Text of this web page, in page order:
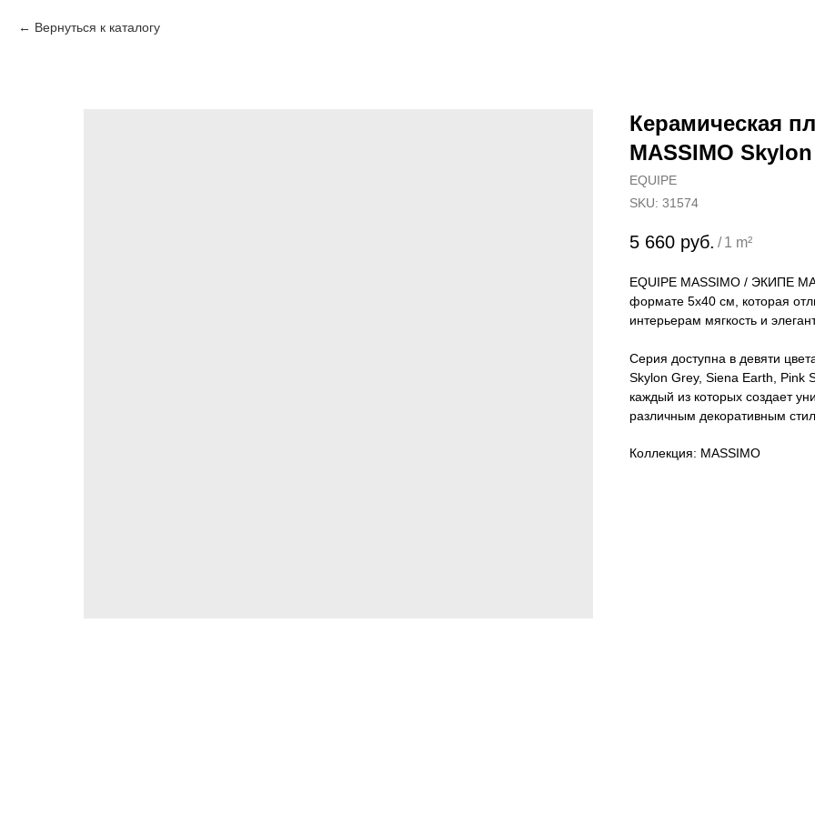
Вернуться к каталогу
Керамическая
MASSIMO
EQUIPE
SKU: 31574
5 660 руб. / 1 m²
EQUIPE MASSIMO / ЭКИПЕ
формате 5х40 см, которая
интерьерам мягкость и
Серия доступна в девяти
Skylon Grey, Siena Earth, Pink
каждый из которых создает
различным декоративным
Коллекция: MASSIMO